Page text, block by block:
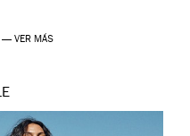
— VER MÁS